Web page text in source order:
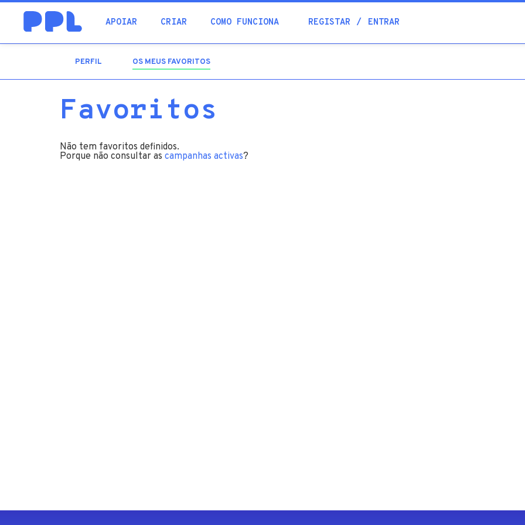
APOIAR CRIAR COMO FUNCIONA REGISTAR ENTRAR
procura
PERFIL OS MEUS FAVORITOS
Favoritos
Não tem favoritos definidos.
Porque não consultar as campanhas activas?